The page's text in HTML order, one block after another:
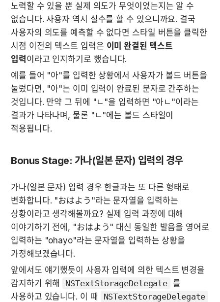
노력할 수 있을 뿐 실제 의도가 무엇이었는지는 알 수
없습니다. 사용자 역시 실수를 할 수 있으니까요. 결국
사용자의 의도를 예측할 수 없다면 스타일 버튼을 클릭한
시점 이전의 텍스트 입력은 이미 완결된 텍스트
입력이라고 인지하기로 했습니다.
예를 들어 "아"를 입력한 상황에서 사용자가 볼드 버튼을
눌렀다면, "아"는 이미 입력이 완료된 문자로 간주하는
것입니다. 만약 그 뒤에 "ㄴ"을 입력하면 "아ㄴ"이라는
결과가 나타나며, 물론 "ㄴ"에는 볼드 스타일이
적용됩니다.
Bonus Stage: 가나(일본 문자) 입력의 경우
가나(일본 문자) 입력 경우 한글과는 또 다른 형태로
변화합니다. "おはよう"라는 문자열을 입력하는
상황이라고 생각해볼까요? 실제 입력 과정에 대해
이야기하기 전에, "おはよう" 대신 동일한 발음을 영어로
입력하는 "ohayo"라는 문자열을 입력하는 상황을
가정해보겠습니다.
앞에서도 얘기했듯이 사용자 입력에 의한 텍스트 변경을
감지하기 위해
NSTextStorageDelegate 를
사용하고 있습니다. 이 때
NSTextStorageDelegate